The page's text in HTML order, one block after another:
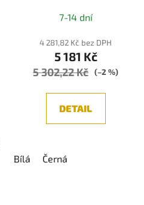
7-14 dní
4 281,82 Kč bez DPH
5 181 Kč
5 302,22 Kč (–2 %)
DETAIL
Bílá Černá